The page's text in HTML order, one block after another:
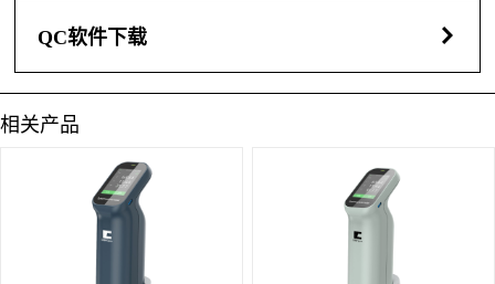
QC软件下载
相关产品